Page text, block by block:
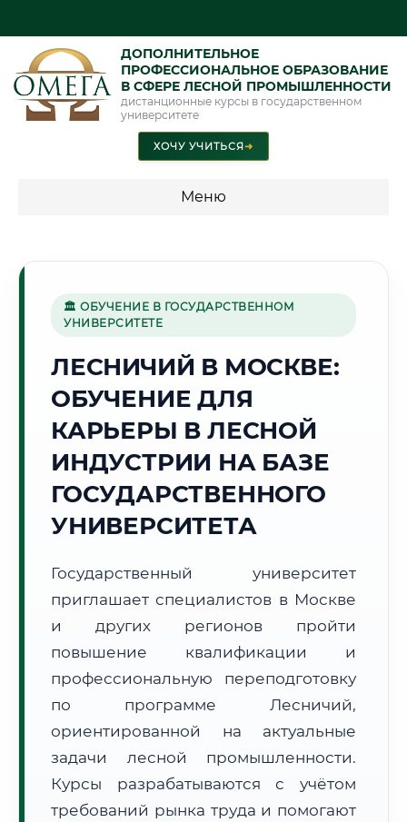
ДОПОЛНИТЕЛЬНОЕ
ПРОФЕССИОНАЛЬНОЕ ОБРАЗОВАНИЕ
В СФЕРЕ ЛЕСНОЙ ПРОМЫШЛЕННОСТИ
дистанционные курсы в государственном
университете
ХОЧУ УЧИТЬСЯ➜
Меню
промышленность"
🏛️
Г. МОСКВА
Точное местное время:
11:37:42
Понедельник, 10 Августа
🌅 Восход:04:51 🌇 Закат: 20:17
📍 Региональная справка
Часовой пояс:
МСК (UTC+3)
Формат учебы:
Дистанционно
🗺️ Зона обслуживания: г. Москва
🏛 ОБУЧЕНИЕ В ГОСУДАРСТВЕННОМ
УНИВЕРСИТЕТЕ
ЛЕСНИЧИЙ В МОСКВЕ:
ОБУЧЕНИЕ ДЛЯ
КАРЬЕРЫ В ЛЕСНОЙ
ИНДУСТРИИ НА БАЗЕ
ГОСУДАРСТВЕННОГО
УНИВЕРСИТЕТА
Государственный университет
приглашает специалистов в Москве
и других регионов пройти
повышение квалификации и
профессиональную переподготовку
по программе Лесничий,
ориентированной на актуальные
задачи лесной промышленности.
Курсы разрабатываются с учётом
требований рынка труда и помогают